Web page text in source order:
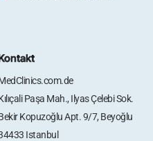
Paşa Mah., Ilyas Çelebi Sok.
Kopuzoğlu Apt. 9/7, Beyoğlu
Istanbul